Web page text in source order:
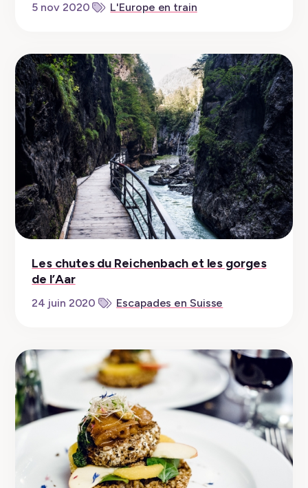
5 nov 2020 L'Europe en train
Les chutes du Reichenbach et les gorges
de l’Aar
24 juin 2020 Escapades en Suisse